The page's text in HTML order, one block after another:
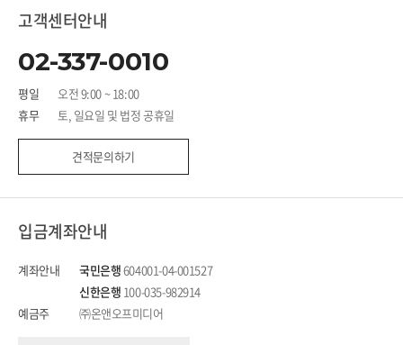
고객센터안내
02-337-0010
평일
오전 9:00 ~ 18:00
휴무
토, 일요일 및 법정 공휴일
견적문의하기
입금계좌안내
계좌안내 국민은행604001-04-001527
신한은행 100-035-982914
예금주
㈜온앤오프미디어